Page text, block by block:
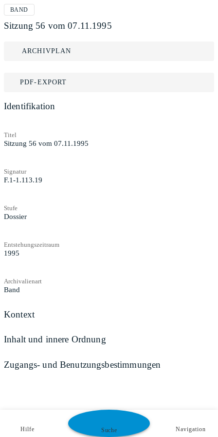
BAND
Sitzung 56 vom 07.11.1995
ARCHIVPLAN
PDF-EXPORT
Identifikation
Titel
Sitzung 56 vom 07.11.1995
Signatur
F.1-1.113.19
Stufe
Dossier
Entstehungszeitraum
1995
Archivalienart
Band
Kontext
Inhalt und innere Ordnung
Zugangs- und Benutzungsbestimmungen
Hilfe Suche Navigation